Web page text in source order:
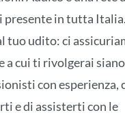
presente in tutta
tuo udito: ci
a cui ti rivolgerai siano
con esperienza,
e di assisterti con le